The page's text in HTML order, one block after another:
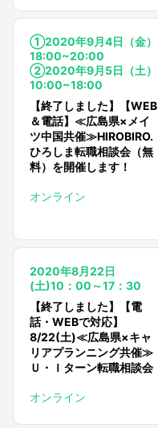
①2020年9月4日（金）
18:00~20:00
②2020年9月5日（土）
10:00~18:00
【終了しました】【WEB
＆電話】≪広島県×メイ
ツ中国共催≫HIROBIRO.
ひろしま転職相談会（無
料）を開催します！
オンライン
2020年8月22日
(土)10：00～17：30
【終了しました】【電
話・WEBで対応】
8/22(土)≪広島県×キャ
リアプランニング共催≫
Ｕ・Ｉターン転職相談会
オンライン